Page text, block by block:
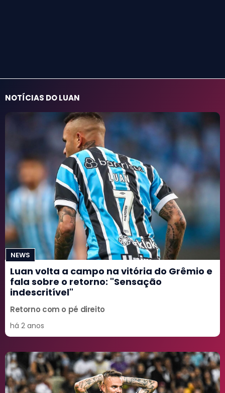
NOTÍCIAS DO LUAN
NEWS
Luan volta a campo na vitória do Grêmio e
fala sobre o retorno: "Sensação
indescritível"
Retorno com o pé direito
há 2 anos